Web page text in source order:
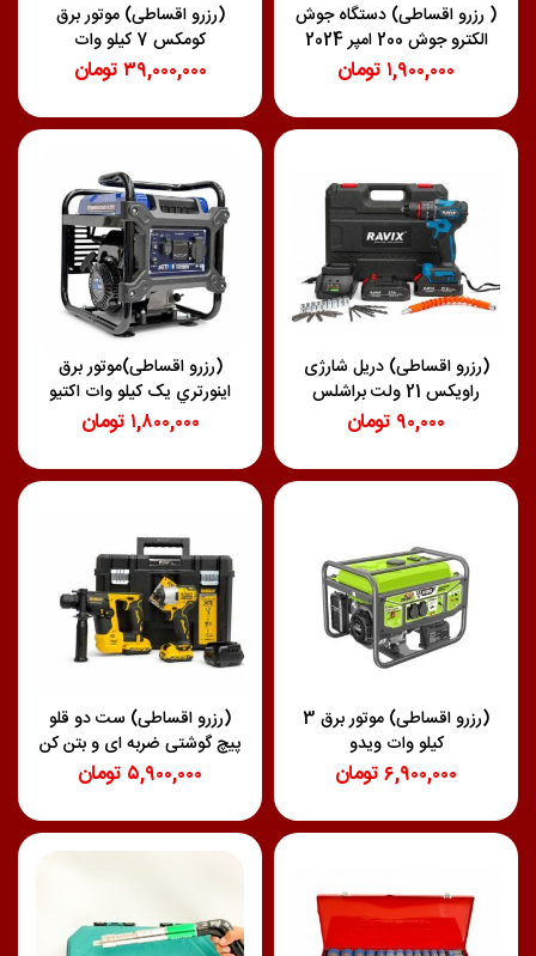
( رزرو اقساطی) دستگاه جوش
الکترو جوش 200 امپر 2024
مینیتومان ۱,۹۰۰,۰۰۰
(رزرو اقساطی) موتور برق
کومکس 7 کیلو وات
تومان۳۹,۰۰۰,۰۰۰
(رزرو اقساطی) دریل شارژی
راویکس 21 ولت براشلس
تومان ۹۰,۰۰۰
(رزرو اقساطی)موتور برق
اينورتري يک کيلو وات اکتیو
تومان ۱,۸۰۰,۰۰۰
(رزرو اقساطی) موتور برق 3
کیلو وات ویدو
تومان۶,۹۰۰,۰۰۰
(رزرو اقساطی) ست دو قلو
پیچ گوشتی ضربه ای و بتن کن
سه کاره DCK2104L2T
دیوالت
تومان ۵,۹۰۰,۰۰۰